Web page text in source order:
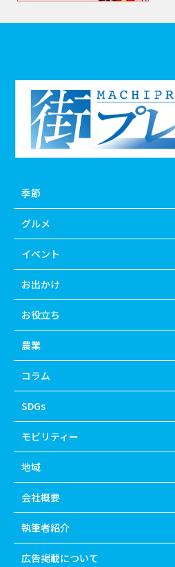
季節
グルメ
イベント
お出かけ
お役立ち
農業
コラム
SDGs
モビリティー
地域
会社概要
執筆者紹介
広告掲載について